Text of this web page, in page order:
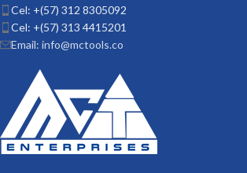
Cel: +(57) 312 8305092
Cel: +(57) 313 4415201
Email: info@mctools.co